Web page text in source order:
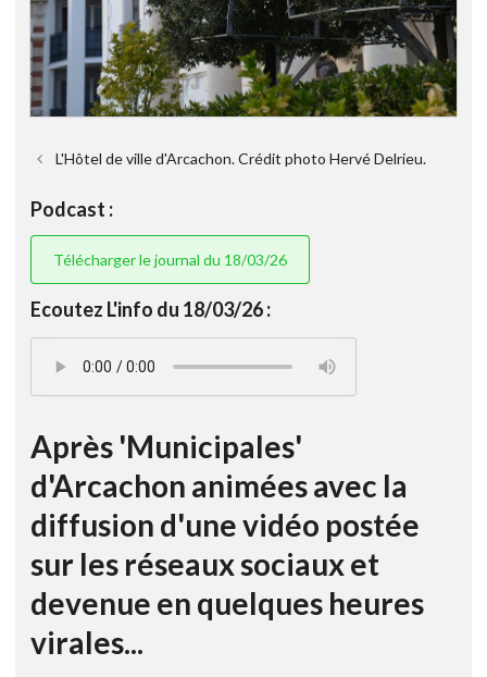
L'Hôtel de ville d'Arcachon. Crédit photo Hervé Delrieu.
Podcast :
Télécharger le journal du 18/03/26
Ecoutez L'info du 18/03/26 :
Après 'Municipales'
d'Arcachon animées avec la
diffusion d'une vidéo postée
sur les réseaux sociaux et
devenue en quelques heures
virales...